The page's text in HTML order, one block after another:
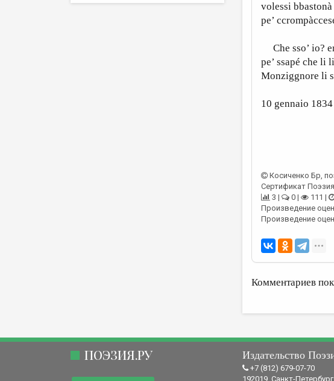
volessi
pe’
Che sso’ io?
pe’ ssapé che li
Monziggnore li
10 gennaio 1834
Косиченко Бр,
Сертификат
3 |
0 | 111 |
Произведение
Произведение
Комментариев
ПОЭЗИЯ.РУ Издательство
+7 (812) 679-07-70
192019, Санкт-